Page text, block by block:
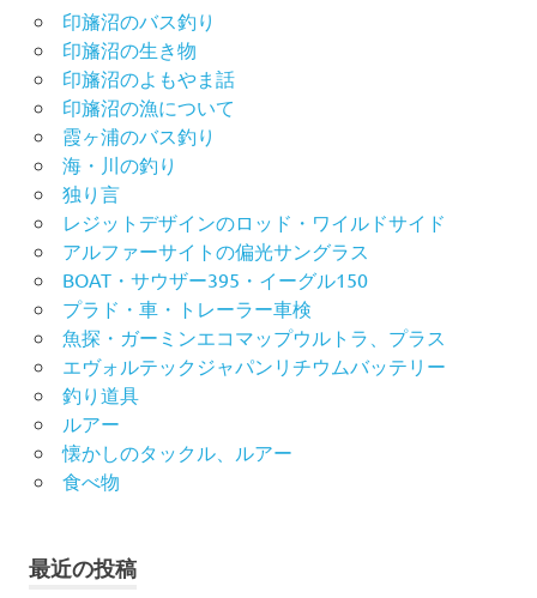
印旛沼のバス釣り
印旛沼の生き物
印旛沼のよもやま話
印旛沼の漁について
霞ヶ浦のバス釣り
海・川の釣り
独り言
レジットデザインのロッド・ワイルドサイド
アルファーサイトの偏光サングラス
BOAT・サウザー395・イーグル150
プラド・車・トレーラー車検
魚探・ガーミンエコマップウルトラ、プラス
エヴォルテックジャパンリチウムバッテリー
釣り道具
ルアー
懐かしのタックル、ルアー
食べ物
最近の投稿